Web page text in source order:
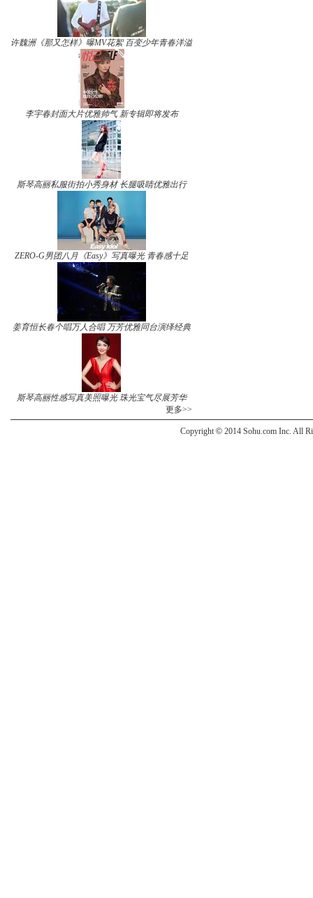
许魏洲《那又怎样》曝MV花絮 百变少年青春洋溢
李宇春封面大片优雅帅气 新专辑即将发布
斯琴高丽私服街拍小秀身材 长腿吸睛优雅出行
ZERO-G男团八月《Easy》写真曝光 青春感十足
姜育恒长春个唱万人合唱 万芳优雅同台演绎经典
斯琴高丽性感写真美照曝光 珠光宝气尽展芳华
更多>>
Copyright © 2014 Sohu.com Inc. All